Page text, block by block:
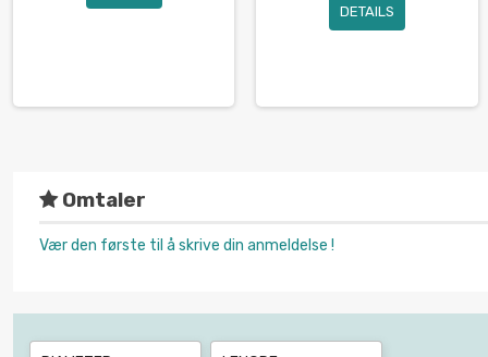
DETAILS
Omtaler
Vær den første til å skrive din anmeldelse !